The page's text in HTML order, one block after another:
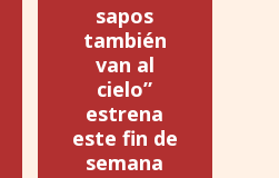
sapos
también
van al
cielo”
estrena
este fin de
semana